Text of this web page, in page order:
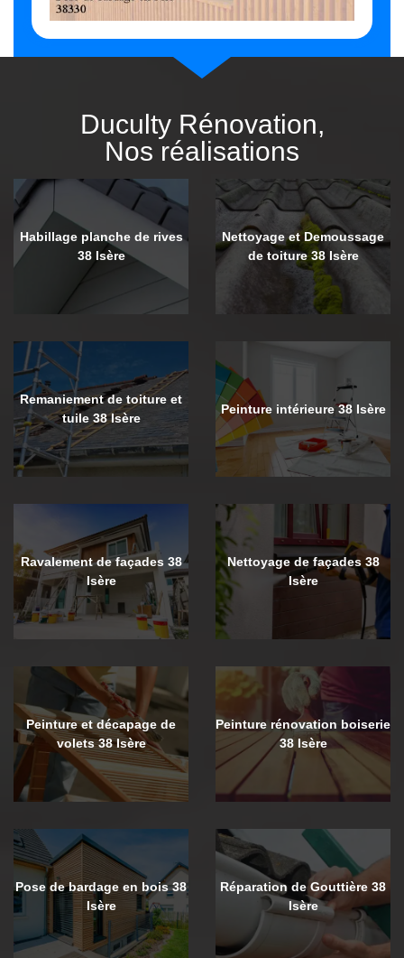
Duculty Rénovation,
Nos réalisations
Habillage planche de rives
38 Isère
Nettoyage et Demoussage
de toiture 38 Isère
Remaniement de toiture et
tuile 38 Isère
Peinture intérieure 38 Isère
Ravalement de façades 38
Isère
Nettoyage de façades 38
Isère
Peinture et décapage de
volets 38 Isère
Peinture rénovation boiserie
38 Isère
Pose de bardage en bois 38
Isère
Réparation de Gouttière 38
Isère